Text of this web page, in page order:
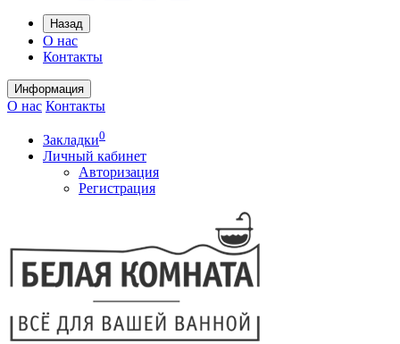
Назад
О нас
Контакты
Информация
О нас Контакты
Закладки0
Личный кабинет
Авторизация
Регистрация